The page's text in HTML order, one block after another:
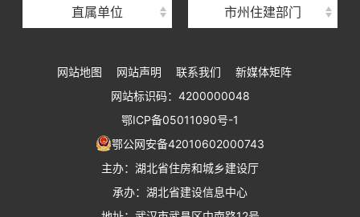
直属单位 湖北省建设工程标准定额管理总站
湖北省住建厅执业资格注册中心
湖北省城乡建设发展中心
湖北城市建设职业技术学院
市州住建部门
网站地图 网站声明 联系我们
新媒体矩阵
网站标识码：4200000048
鄂ICP备05011090号-1
鄂公网安备42010602000743
主办：湖北省住房和城乡建设厅
承办：湖北省建设信息中心